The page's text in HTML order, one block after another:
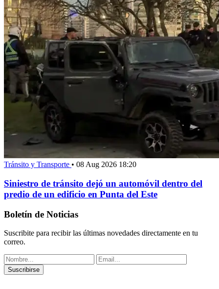
Tránsito y Transporte • 08 Aug 2026 18:20
Siniestro de tránsito dejó un automóvil dentro del
predio de un edificio en Punta del Este
Boletín de Noticias
Suscribite para recibir las últimas novedades directamente en tu
correo.
Suscribirse